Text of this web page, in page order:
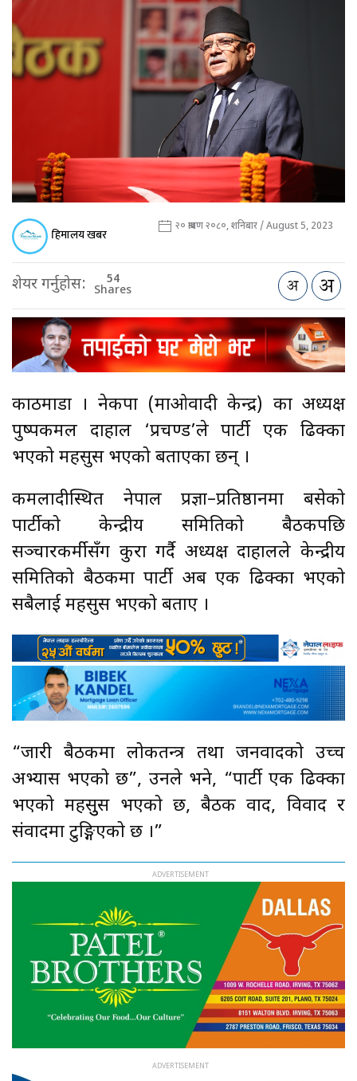
हिमालय खबर २० श्रावण २०८०, शनिबार / August 5, 2023
शेयर गर्नुहोस: 54
Shares
काठमाडौँ । नेकपा (माओवादी केन्द्र) का अध्यक्ष
पुष्पकमल दाहाल ‘प्रचण्ड’ले पार्टी एक ढिक्का
भएको महसुस भएको बताएका छन् ।
कमलादीस्थित नेपाल प्रज्ञा–प्रतिष्ठानमा बसेको
पार्टीको केन्द्रीय समितिको बैठकपछि
सञ्चारकर्मीसँग कुरा गर्दै अध्यक्ष दाहालले केन्द्रीय
समितिको बैठकमा पार्टी अब एक ढिक्का भएको
सबैलाई महसुस भएको बताए ।
“जारी बैठकमा लोकतन्त्र तथा जनवादको उच्च
अभ्यास भएको छ”, उनले भने, “पार्टी एक ढिक्का
भएको महसुुस भएको छ, बैठक वाद, विवाद र
संवादमा टुङ्गिएको छ ।”